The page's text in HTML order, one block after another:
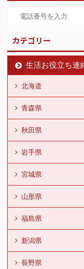
カテゴリー
生活お役立ち連
北海道
青森県
秋田県
岩手県
宮城県
山形県
福島県
新潟県
長野県